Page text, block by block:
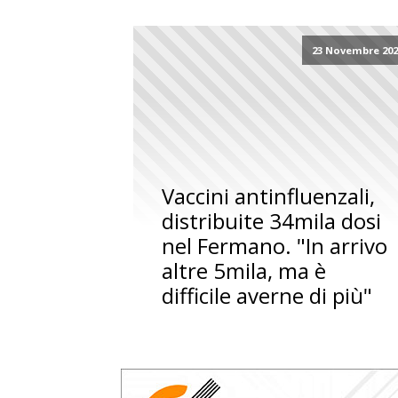
23 Novembre
Vaccini antinfluenzali,
distribuite 34mila dosi
nel Fermano. "In arrivo
altre 5mila, ma è
difficile averne di più"